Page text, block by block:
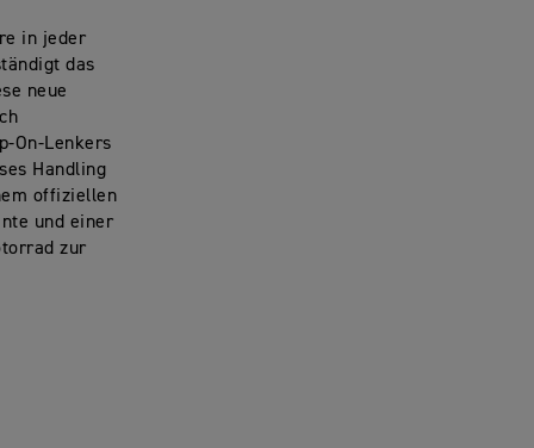
in jeder
das
neue
On-Lenkers
Handling
offiziellen
und einer
zur